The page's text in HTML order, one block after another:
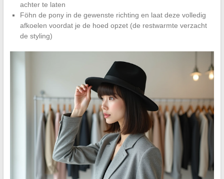
achter te laten
Föhn de pony in de gewenste richting en laat deze volledig
afkoelen voordat je de hoed opzet (de restwarmte verzacht
de styling)